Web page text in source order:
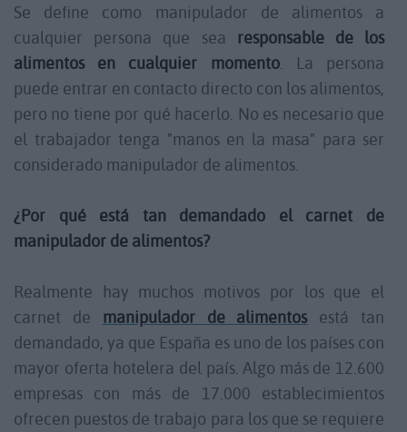
Se define como manipulador de alimentos a
cualquier persona que sea responsable de los
alimentos en cualquier momento. La persona
puede entrar en contacto directo con los alimentos,
pero no tiene por qué hacerlo. No es necesario que
el trabajador tenga "manos en la masa" para ser
considerado manipulador de alimentos.
¿Por qué está tan demandado el carnet de
manipulador de alimentos?
Realmente hay muchos motivos por los que el
carnet de manipulador de alimentos está tan
demandado, ya que España es uno de los países con
mayor oferta hotelera del país. Algo más de 12.600
empresas con más de 17.000 establecimientos
ofrecen puestos de trabajo para los que se requiere